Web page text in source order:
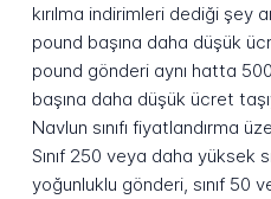
kırılma indirimleri dediği şey
pound başına daha düşük
pound gönderi aynı hatta
başına daha düşük ücret
Navlun sınıfı fiyatlandırma
Sınıf 250 veya daha yüksek
yoğunluklu gönderi, sınıf 50